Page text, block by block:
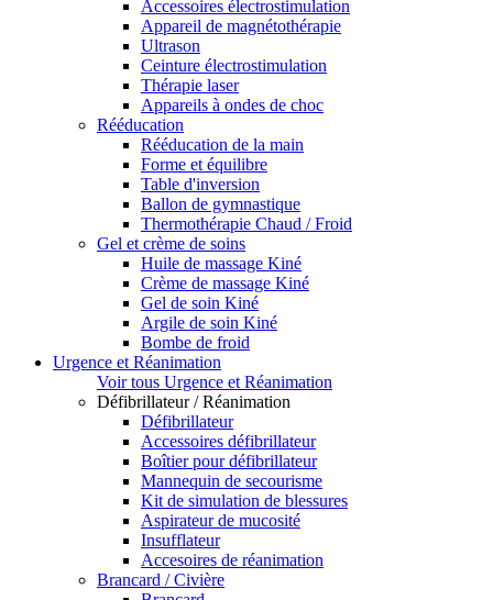
Accessoires électrostimulation
Appareil de magnétothérapie
Ultrason
Ceinture électrostimulation
Thérapie laser
Appareils à ondes de choc
Rééducation
Rééducation de la main
Forme et équilibre
Table d'inversion
Ballon de gymnastique
Thermothérapie Chaud / Froid
Gel et crème de soins
Huile de massage Kiné
Crème de massage Kiné
Gel de soin Kiné
Argile de soin Kiné
Bombe de froid
Urgence et Réanimation
Voir tous Urgence et Réanimation
Défibrillateur / Réanimation
Défibrillateur
Accessoires défibrillateur
Boîtier pour défibrillateur
Mannequin de secourisme
Kit de simulation de blessures
Aspirateur de mucosité
Insufflateur
Accesoires de réanimation
Brancard / Civière